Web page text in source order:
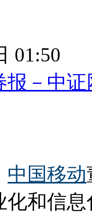
01:50
报－中证
中国移动
化和信